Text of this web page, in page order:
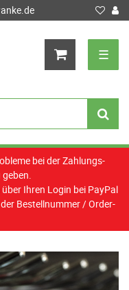
☰
bei der Zahlungs-
Ihren Login bei PayPal
Bestellnummer / Order-